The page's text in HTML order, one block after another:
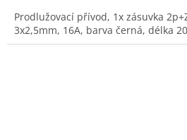
Prodlužovací přívod, 1x zásuvka
3x2,5mm, 16A, barva černá, délka